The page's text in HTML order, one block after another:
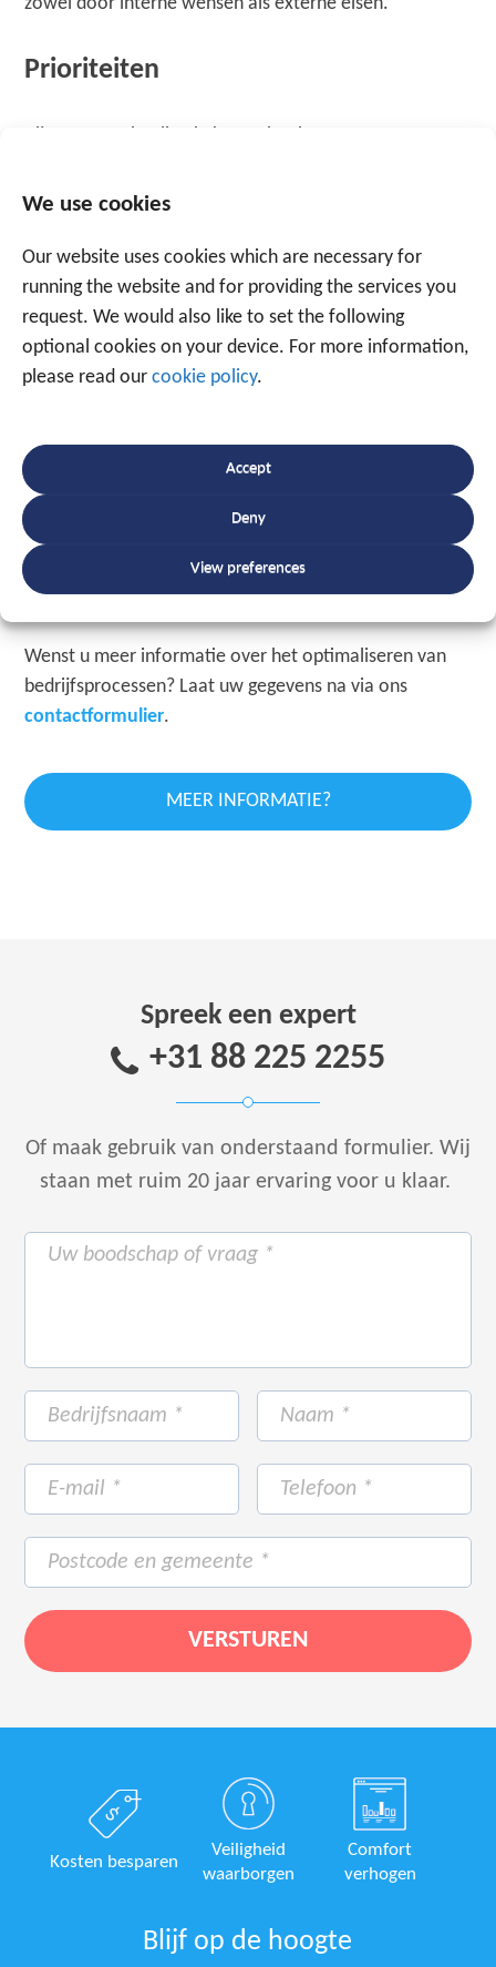
We use cookies
Our website uses cookies which are necessary for
running the website and for providing the services you
request. We would also like to set the following
optional cookies on your device. For more information,
please read our cookie policy.
Accept
Deny
View preferences
zowel door interne wensen als externe eisen.
Prioriteiten
meerwaarde kan uithalen. Start met de processen aan
kunt u alle informatie over de procesprestaties
verzamelen en gebruiken voor uw project.
Doelgericht
situatie. Hierdoor krijgt u een direct inzicht als de
nieuwe processen end-to-end het gewenste resultaat
blijven behouden. Bovendien krijgt u een betere visie
over welke gegevens echt van belang zijn voor uw
proces. Deze simulaties zijn een hulpmiddel om tot een
besluit te komen.
Wenst u meer informatie over het optimaliseren van
bedrijfsprocessen? Laat uw gegevens na via ons
contactformulier.
MEER INFORMATIE?
Spreek een expert
+31 88 225 2255
Of maak gebruik van onderstaand formulier. Wij
staan met ruim 20 jaar ervaring voor u klaar.
Kosten besparen
Veiligheid
waarborgen
Comfort
verhogen
Blijf op de hoogte